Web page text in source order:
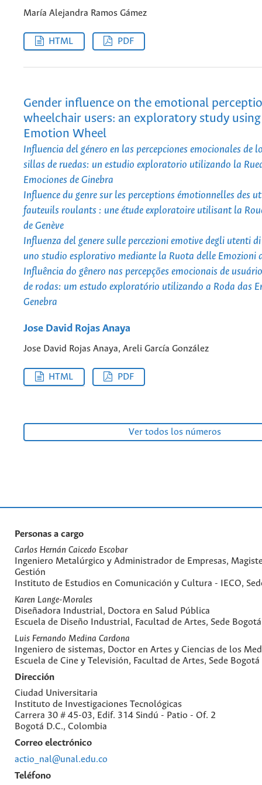
María Alejandra Ramos Gámez
HTML PDF
Gender influence on the emotional
wheelchair users: an exploratory study using
Emotion Wheel
Influencia del género en las percepciones emocionales de
sillas de ruedas: un estudio exploratorio utilizando la
Emociones de Ginebra
Influence du genre sur les perceptions émotionnelles des
fauteuils roulants : une étude exploratoire utilisant la
de Genève
Influenza del genere sulle percezioni emotive degli utenti
uno studio esplorativo mediante la Ruota delle Emozioni
Influência do gênero nas percepções emocionais de
de rodas: um estudo exploratório utilizando a Roda das
Genebra
Jose David Rojas Anaya
Jose David Rojas Anaya, Areli García González
HTML PDF
Ver todos los números
Personas a cargo
Carlos Hernán Caicedo Escobar
Ingeniero Metalúrgico y Administrador de Empresas,
Gestión
Instituto de Estudios en Comunicación y Cultura - IECO,
Karen Lange-Morales
Diseñadora Industrial, Doctora en Salud Pública
Escuela de Diseño Industrial, Facultad de Artes, Sede Bogotá
Luis Fernando Medina Cardona
Ingeniero de sistemas, Doctor en Artes y Ciencias de los
Escuela de Cine y Televisión, Facultad de Artes, Sede Bogotá
Dirección
Ciudad Universitaria
Instituto de Investigaciones Tecnológicas
Carrera 30 # 45-03, Edif. 314 Sindú - Patio - Of. 2
Bogotá D.C., Colombia
Correo electrónico
actio_nal@unal.edu.co
Teléfono